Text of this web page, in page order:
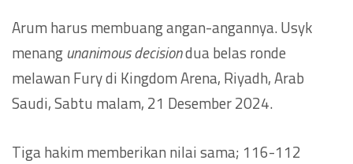
Arum harus membuang angan-angannya. Usyk
menang unanimous decisiondua belas ronde
melawan Fury di Kingdom Arena, Riyadh, Arab
Saudi, Sabtu malam, 21 Desember 2024.
Tiga hakim memberikan nilai sama; 116-112